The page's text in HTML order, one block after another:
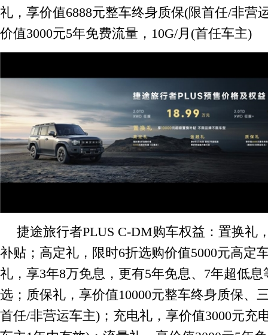
礼，享价值6888元整车终身质保(限首任/非营
价值3000元5年免费流量，10G/月(首任车主)
捷途旅行者PLUS C-DM购车权益：置换礼
补贴；高定礼，限时6折选购价值5000元高定
礼，享3年8万免息，更有5年免息、7年超低
选；质保礼，享价值10000元整车终身质保、
首任/非营运车主)；充电礼，享价值3000元充